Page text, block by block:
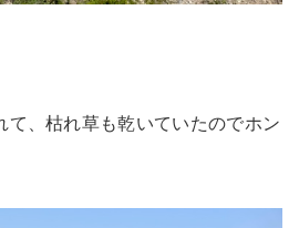
て、枯れ草も乾いていたのでホン